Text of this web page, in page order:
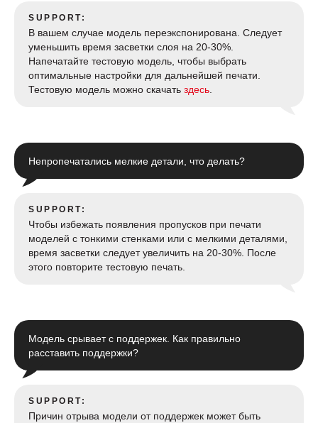
SUPPORT:
В вашем случае модель переэкспонирована. Следует
уменьшить время засветки слоя на 20-30%.
Напечатайте тестовую модель, чтобы выбрать
оптимальные настройки для дальнейшей печати.
Тестовую модель можно скачать здесь
Непропечатались мелкие детали, что делать?
SUPPORT:
Чтобы избежать появления пропусков при печати
моделей с тонкими стенками или с мелкими деталями,
время засветки следует увеличить на 20-30%. После
этого повторите тестовую печать.
Модель срывает с поддержек. Как правильно
расставить поддержки?
SUPPORT:
Причин отрыва модели от поддержек может быть